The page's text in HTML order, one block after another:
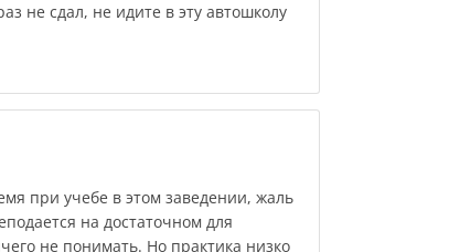
не сдал, не идите в эту автошколу
при учебе в этом заведении, жаль
на достаточном для
не понимать. Но практика низко